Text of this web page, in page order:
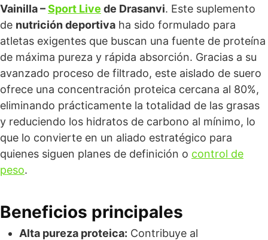
Vainilla –Sport Live de Drasanvi. Este suplemento
de nutrición deportiva ha sido formulado para
atletas exigentes que buscan una fuente de proteína
de máxima pureza y rápida absorción. Gracias a su
avanzado proceso de filtrado, este aislado de suero
ofrece una concentración proteica cercana al 80%,
eliminando prácticamente la totalidad de las grasas
y reduciendo los hidratos de carbono al mínimo, lo
que lo convierte en un aliado estratégico para
quienes siguen planes de definición o control de
peso.
Beneficios principales
Alta pureza proteica: Contribuye al